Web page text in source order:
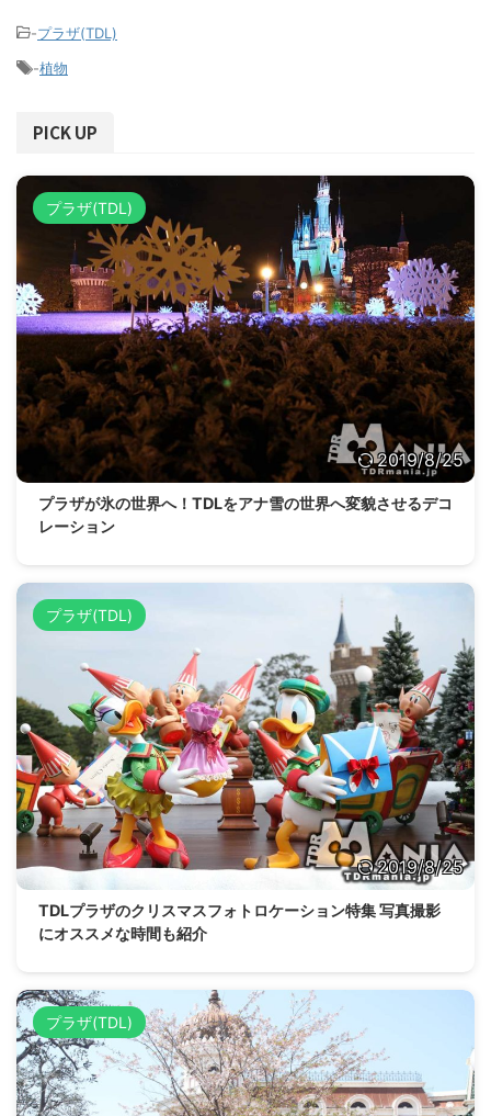
-プラザ(TDL)
-植物
PICK UP
プラザ(TDL)
2019/8/25
プラザが氷の世界へ！TDLをアナ雪の世界へ変貌させるデコ
レーション
プラザ(TDL)
2019/8/25
TDLプラザのクリスマスフォトロケーション特集 写真撮影
にオススメな時間も紹介
プラザ(TDL)